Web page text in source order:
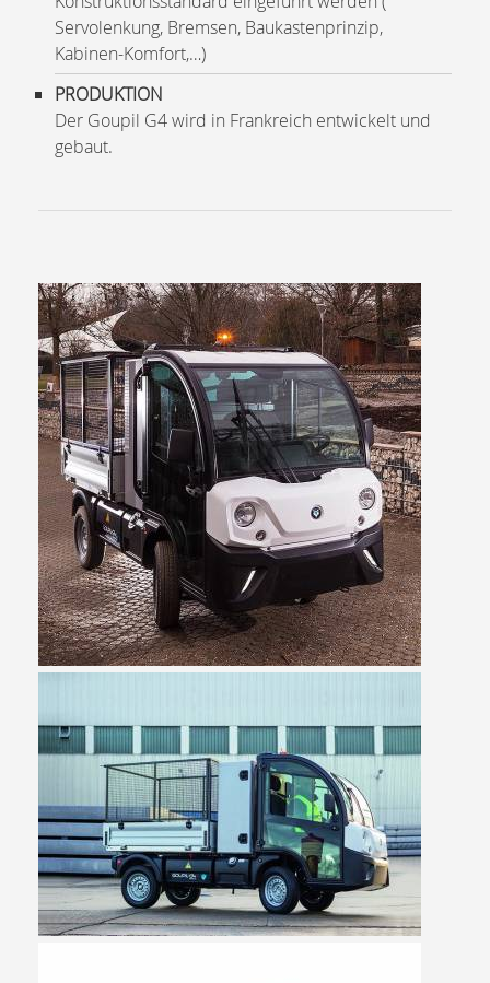
Servolenkung, Bremsen, Baukastenprinzip,
Kabinen-Komfort,…)
PRODUKTION
Der Goupil G4 wird in Frankreich entwickelt und
gebaut.